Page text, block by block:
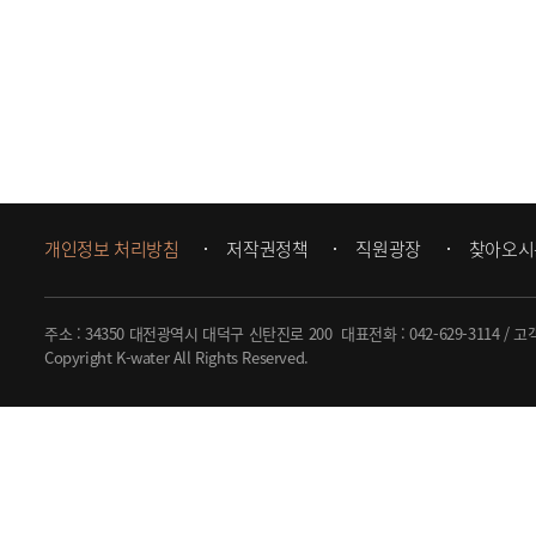
개인정보 처리방침 저작권정책 직원광장 찾아오
주소 : 34350 대전광역시 대덕구 신탄진로 200 대표전화 :042-629-3114/ 고
Copyright K-water All Rights Reserved.